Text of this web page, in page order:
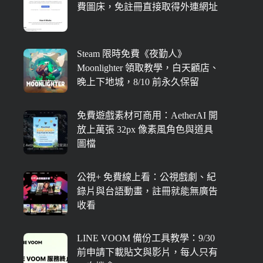
費圖床，免註冊直接取得外連網址
Steam 限時免費《夜勤人》
Moonlighter 領取教學，白天顧店、
晚上下地城，8/10 前永久保留
免費遊戲素材可商用：AetherAI 開
放上萬張 32px 像素風角色與道具
圖檔
公視+ 免費線上看：公視戲劇、紀
錄片與台語動畫，註冊就能無廣告
收看
LINE VOOM 備份工具教學：9/30
前申請下載貼文與影片，每人只有